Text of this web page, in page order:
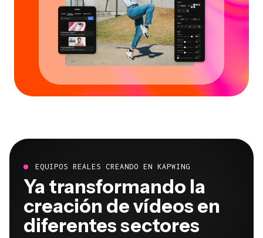
EQUIPOS REALES CREANDO EN KAPWING
Ya transformando la
creación de vídeos en
diferentes sectores